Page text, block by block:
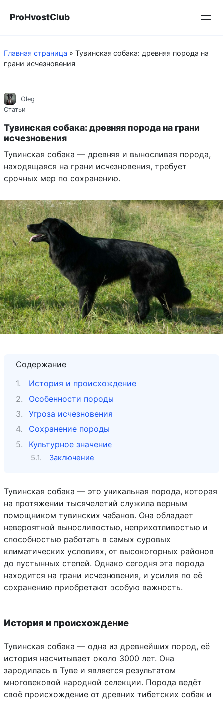
ProHvostClub
Главная страница » Тувинская собака: древняя порода на
грани исчезновения
Oleg
Статьи
Тувинская собака: древняя порода на грани
исчезновения
Тувинская собака — древняя и выносливая порода,
находящаяся на грани исчезновения, требует
срочных мер по сохранению.
Содержание
История и происхождение
Особенности породы
Угроза исчезновения
Сохранение породы
Культурное значение
Заключение
Тувинская собака — это уникальная порода, которая
на протяжении тысячелетий служила верным
помощником тувинских чабанов. Она обладает
невероятной выносливостью, неприхотливостью и
способностью работать в самых суровых
климатических условиях, от высокогорных районов
до пустынных степей. Однако сегодня эта порода
находится на грани исчезновения, и усилия по её
сохранению приобретают особую важность.
История и происхождение
Тувинская собака — одна из древнейших пород, её
история насчитывает около 3000 лет. Она
зародилась в Туве и является результатом
многовековой народной селекции. Порода ведёт
своё происхождение от древних тибетских собак и